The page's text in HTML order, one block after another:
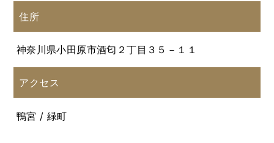
住所
神奈川県小田原市酒匂２丁目３５－１１
アクセス
鴨宮 / 緑町